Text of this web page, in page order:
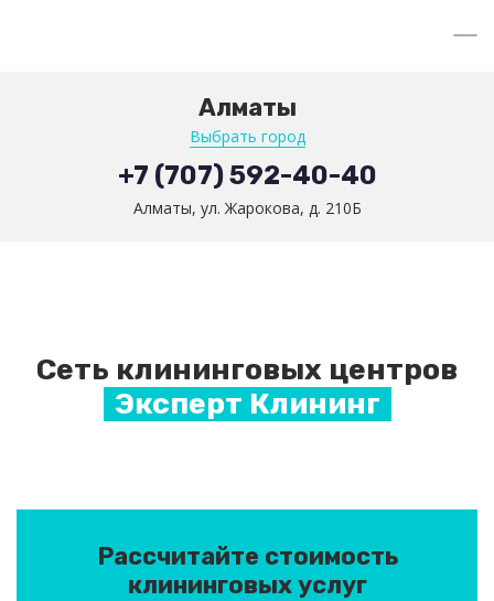
Алматы
Выбрать город
+7 (707) 592-40-40
Алматы, ул. Жарокова, д. 210Б
Сеть клининговых центров
Эксперт Клининг
Рассчитайте стоимость
клининговых услуг